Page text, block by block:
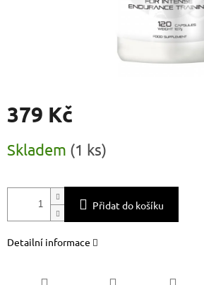
379 Kč
cena:
Skladem (1 ks)
Přidat do košíku
Detailní informace